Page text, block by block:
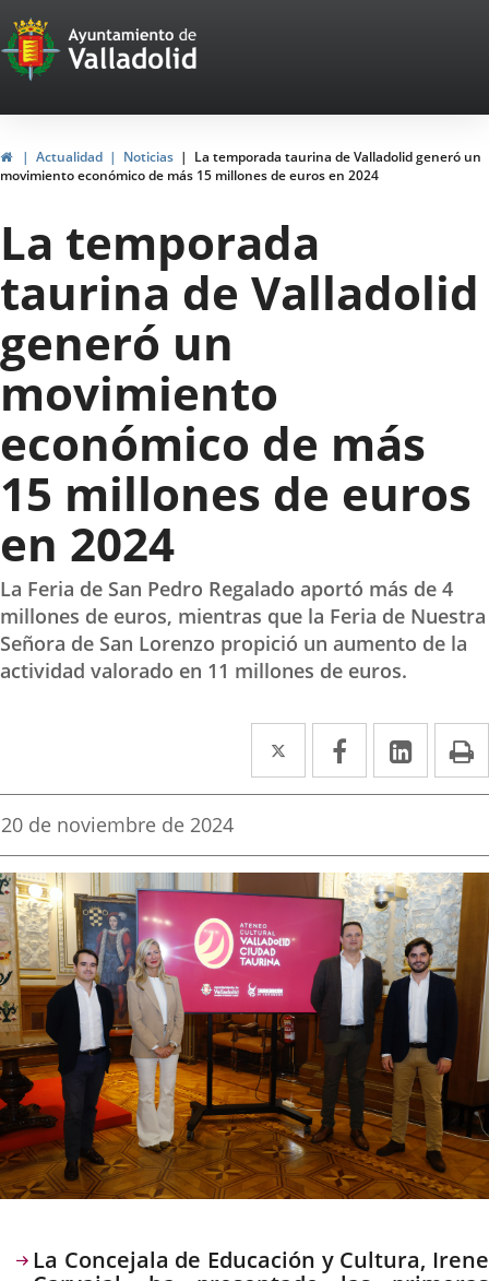
Portal
Web
del
Ayuntamiento
de
Valladolid
HomeActualidad Noticias
La temporada taurina de Valladolid generó un
movimiento económico de más 15 millones de euros en 2024
La temporada
taurina de Valladolid
generó un
movimiento
económico de más
15 millones de euros
en 2024
La Feria de San Pedro Regalado aportó más de 4
millones de euros, mientras que la Feria de Nuestra
Señora de San Lorenzo propició un aumento de la
actividad valorado en 11 millones de euros.
Twitter
Enlace
a
aplicación
externa.
Facebook
Enlace
a
aplicación
externa.
Enlace
a
Fecha
la
noticia
20 de noviembre de 2024
Descripción
La Concejala de Educación y Cultura, Irene